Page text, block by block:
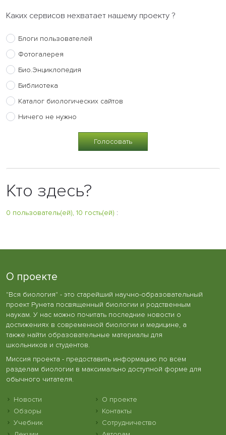
Каких сервисов нехватает нашему проекту ?
Блоги пользователей
Фотогалерея
Био.Энциклопедия
Библиотека
Каталог биологических сайтов
Ничего не нужно
Кто здесь?
0 пользователь(ей), 10 гость(ей) :
О проекте
"Вся биология" - это старейший научно-образовательный
проект Рунета посвященный биологии и родственным
наукам. У нас можно почитать последние новости о
достижениях в современной биологии и медицине, а
также найти образовательные материалы для
школьников и студентов.
Миссия проекта - предоставить информацию по всем
разделам биологии в максимально доступной форме для
обычного читателя.
Новости
Обзоры
Учебник
О проекте
Контакты
Сотрудничество